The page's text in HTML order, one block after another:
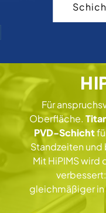
Für
Oberfläche.
PVD-Schicht
Standzeiten
Mit HiPIMS
gleichmäßiger